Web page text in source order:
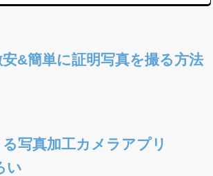
&簡単に証明写真を撮る方法
写真加工カメラアプリ
い